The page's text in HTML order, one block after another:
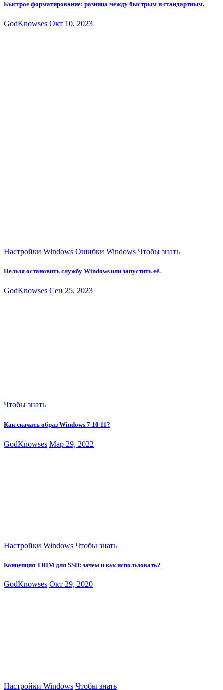
Быстрое форматирование: разница между быстрым и стандартным.
GodKnowses Окт 10, 2023
Настройки Windows Ошибки Windows Чтобы знать
Нельзя остановить службу Windows или запустить её.
GodKnowses Сен 25, 2023
Чтобы знать
Как скачать образ Windows 7 10 11?
GodKnowses Мар 29, 2022
Настройки Windows Чтобы знать
Концепция TRIM для SSD: зачем и как использовать?
GodKnowses Окт 29, 2020
Настройки Windows Чтобы знать